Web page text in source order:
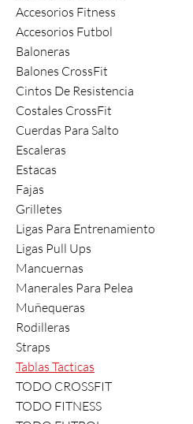
Accesorios Fitness
Accesorios Futbol
Baloneras
Balones CrossFit
Cintos De Resistencia
Costales CrossFit
Cuerdas Para Salto
Escaleras
Estacas
Fajas
Grilletes
Ligas Para Entrenamiento
Ligas Pull Ups
Mancuernas
Manerales Para Pelea
Muñequeras
Rodilleras
Straps
Tablas Tacticas
TODO CROSSFIT
TODO FITNESS